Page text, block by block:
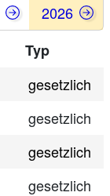
2026
Typ
gesetzlich
gesetzlich
gesetzlich
gesetzlich